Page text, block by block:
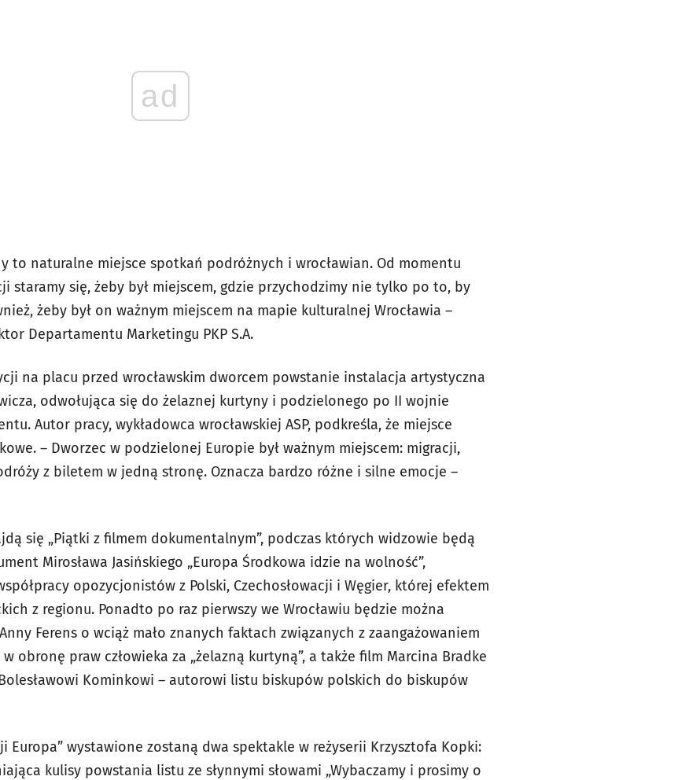
ad
to naturalne miejsce spotkań podróżnych i wrocławian. Od momentu
staramy się, żeby był miejscem, gdzie przychodzimy nie tylko po to, by
żeby był on ważnym miejscem na mapie kulturalnej Wrocławia –
Departamentu Marketingu PKP S.A.
na placu przed wrocławskim dworcem powstanie instalacja artystyczna
odwołująca się do żelaznej kurtyny i podzielonego po II wojnie
Autor pracy, wykładowca wrocławskiej ASP, podkreśla, że miejsce
– Dworzec w podzielonej Europie był ważnym miejscem: migracji,
z biletem w jedną stronę. Oznacza bardzo różne i silne emocje –
się „Piątki z filmem dokumentalnym”, podczas których widzowie będą
Mirosława Jasińskiego „Europa Środkowa idzie na wolność”,
opozycjonistów z Polski, Czechosłowacji i Węgier, której efektem
z regionu. Ponadto po raz pierwszy we Wrocławiu będzie można
Ferens o wciąż mało znanych faktach związanych z zaangażowaniem
obronę praw człowieka za „żelazną kurtyną”, a także film Marcina Bradke
Kominkowi – autorowi listu biskupów polskich do biskupów
Europa” wystawione zostaną dwa spektakle w reżyserii Krzysztofa Kopki:
kulisy powstania listu ze słynnymi słowami „Wybaczamy i prosimy o